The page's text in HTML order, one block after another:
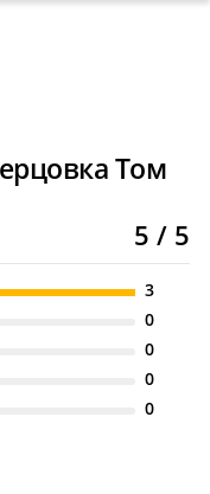
Том
5 / 5
3
0
0
0
0